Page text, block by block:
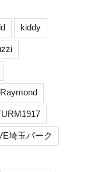
kiddy
埼玉パーク